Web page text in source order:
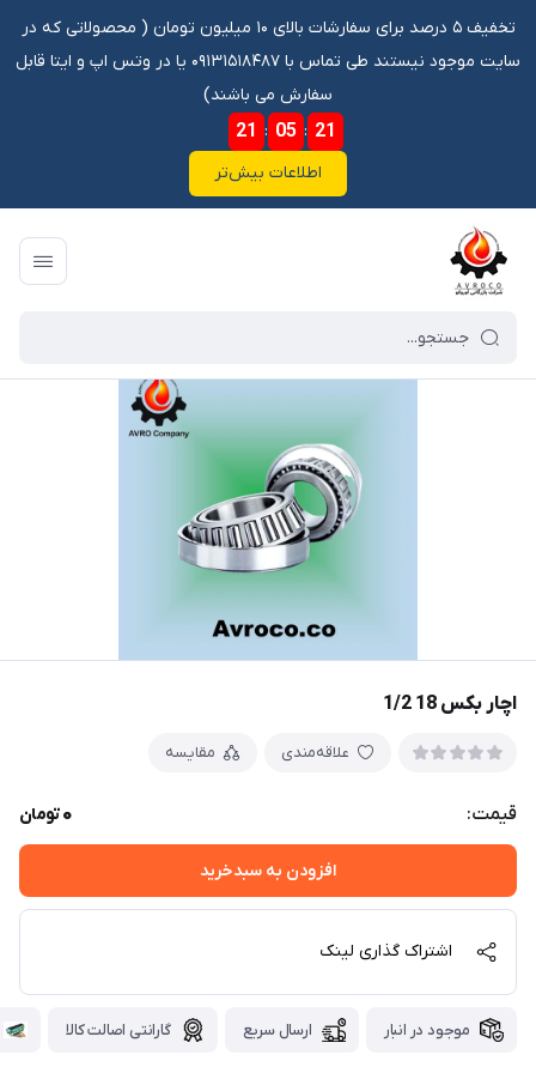
تخفیف ۵ درصد برای سفارشات بالای ۱۰ میلیون تومان ‌‌(‌‌ محصولاتی که در
سایت موجود نیستند طی تماس با ۰۹۱۳۱۵۱۸۴۸۷ یا در وتس اپ و ایتا قابل
سفارش می باشند)
21 : 05 : 21
اطلاعات بیش‌تر
فروشگاه آنلاین آوروکو
اچار بکس 18 1/2
علاقه‌مندی مقایسه
قیمت: 0تومان
افزودن به سبدخرید
اشتراک گذاری لینک
موجود در انبار ارسال سریع گارانتی اصالت کالا